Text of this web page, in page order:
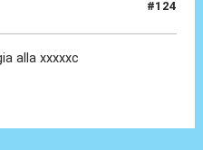
#124
alla xxxxxc